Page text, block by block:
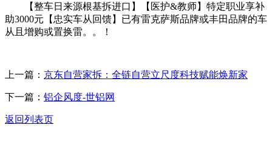
【整车日来源根基拆进口】【医护&教师】特定职业享补
助3000元【忠实车从回馈】已有雷克萨斯品牌或丰田品牌的车
从且增购或置换雷。。！
上一篇： 京东自营家拆：全链自营立尺度科技赋能焕新家
下一篇： 铝企风度-世铝网
返回列表页